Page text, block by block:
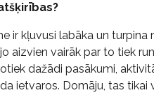
ir kļuvusi labāka un turpina
aizvien vairāk par to tiek
dažādi pasākumi,
ietvaros. Domāju, tas tikai